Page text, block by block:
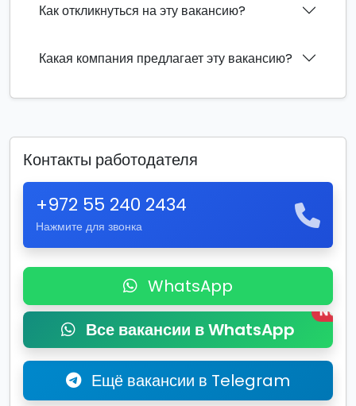
Как откликнуться на эту вакансию?
Какая компания предлагает эту вакансию?
Контакты работодателя
+972 55 240 2434
Нажмите для звонка
WhatsApp
Все вакансии в WhatsApp
New
Ещё вакансии в Telegram